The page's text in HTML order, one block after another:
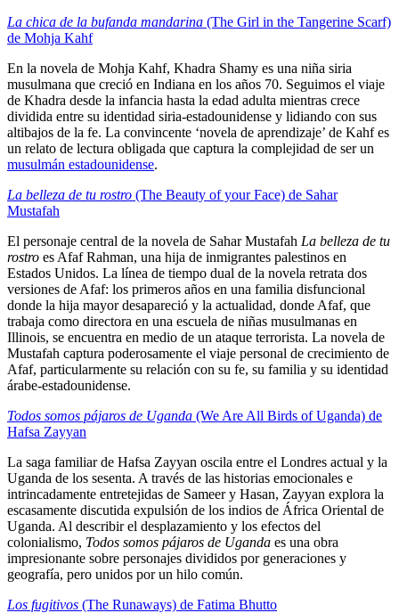
La chica de la bufanda mandarina (The Girl in the Tangerine Scarf)
de Mohja Kahf
En la novela de Mohja Kahf, Khadra Shamy es una niña siria
musulmana que creció en Indiana en los años 70. Seguimos el viaje
de Khadra desde la infancia hasta la edad adulta mientras crece
dividida entre su identidad siria-estadounidense y lidiando con sus
altibajos de la fe. La convincente ‘novela de aprendizaje’ de Kahf es
un relato de lectura obligada que captura la complejidad de ser un
musulmán estadounidense.
La belleza de tu rostro (The Beauty of your Face) de Sahar
Mustafah
El personaje central de la novela de Sahar Mustafah La belleza de tu
rostro es Afaf Rahman, una hija de inmigrantes palestinos en
Estados Unidos. La línea de tiempo dual de la novela retrata dos
versiones de Afaf: los primeros años en una familia disfuncional
donde la hija mayor desapareció y la actualidad, donde Afaf, que
trabaja como directora en una escuela de niñas musulmanas en
Illinois, se encuentra en medio de un ataque terrorista. La novela de
Mustafah captura poderosamente el viaje personal de crecimiento de
Afaf, particularmente su relación con su fe, su familia y su identidad
árabe-estadounidense.
Todos somos pájaros de Uganda (We Are All Birds of Uganda) de
Hafsa Zayyan
La saga familiar de Hafsa Zayyan oscila entre el Londres actual y la
Uganda de los sesenta. A través de las historias emocionales e
intrincadamente entretejidas de Sameer y Hasan, Zayyan explora la
escasamente discutida expulsión de los indios de África Oriental de
Uganda. Al describir el desplazamiento y los efectos del
colonialismo, Todos somos pájaros de Uganda es una obra
impresionante sobre personajes divididos por generaciones y
geografía, pero unidos por un hilo común.
Los fugitivos (The Runaways) de Fatima Bhutto